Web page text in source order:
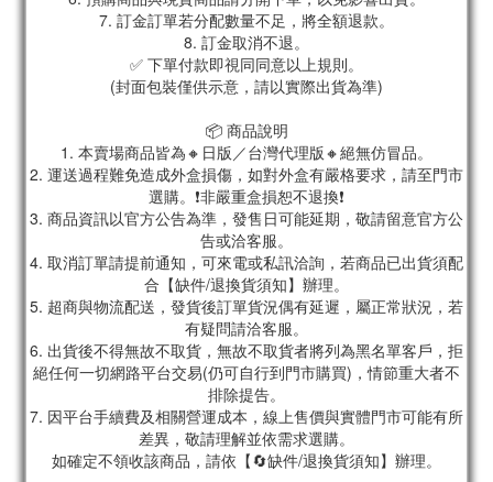
7. 訂金訂單若分配數量不足，將全額退款。
8. 訂金取消不退。
✅ 下單付款即視同同意以上規則。
(封面包裝僅供示意，請以實際出貨為準)
📦 商品說明
1. 本賣場商品皆為🔸日版／台灣代理版🔸絕無仿冒品。
2. 運送過程難免造成外盒損傷，如對外盒有嚴格要求，請至門市
選購。❗非嚴重盒損恕不退換❗
3. 商品資訊以官方公告為準，發售日可能延期，敬請留意官方公
告或洽客服。
4. 取消訂單請提前通知，可來電或私訊洽詢，若商品已出貨須配
合【缺件/退換貨須知】辦理。
5. 超商與物流配送，發貨後訂單貨況偶有延遲，屬正常狀況，若
有疑問請洽客服。
6. 出貨後不得無故不取貨，無故不取貨者將列為黑名單客戶，拒
絕任何一切網路平台交易(仍可自行到門市購買)，情節重大者不
排除提告。
7. 因平台手續費及相關營運成本，線上售價與實體門市可能有所
差異，敬請理解並依需求選購。
如確定不領收該商品，請依【🔄缺件/退換貨須知】辦理。